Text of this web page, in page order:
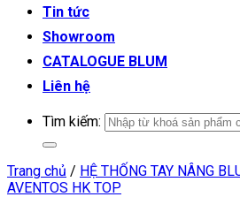
Tin tức
Showroom
CATALOGUE BLUM
Liên hệ
Tìm kiếm:
Trang chủ / HỆ THỐNG TAY NÂNG
AVENTOS HK TOP